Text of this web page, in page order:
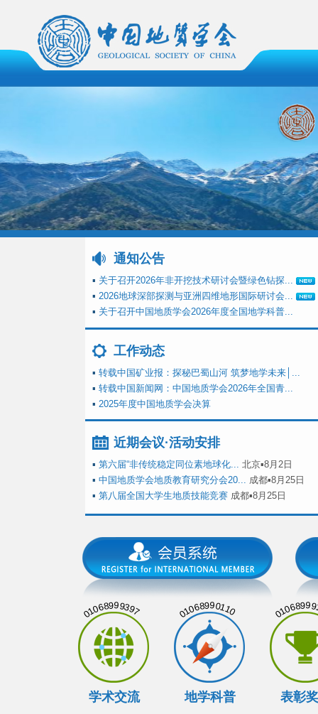
通知公告
▪ 关于召开2026年非开挖技术研讨会暨绿色钻探...
▪ 2026地球深部探测与亚洲四维地形国际研讨会...
▪ 关于召开中国地质学会2026年度全国地学科普...
工作动态
▪ 转载中国矿业报：探秘巴蜀山河 筑梦地学未来│...
▪ 转载中国新闻网：中国地质学会2026年全国青...
▪ 2025年度中国地质学会决算
近期会议·活动安排
▪ 第六届“非传统稳定同位素地球化... 北京▪8月2日
▪ 中国地质学会地质教育研究分会20... 成都▪8月25日
▪ 第八届全国大学生地质技能竞赛 成都▪8月25日
01068999397
学术交流
01068990110
地学科普 表彰